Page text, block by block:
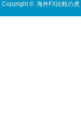
Copyright © 海外FX比較の